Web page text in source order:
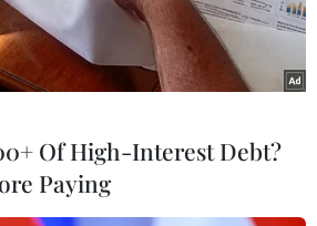
Of High-Interest Debt?
Paying